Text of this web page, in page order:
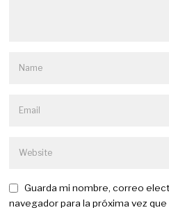
Guarda mi nombre, correo
navegador para la próxima vez